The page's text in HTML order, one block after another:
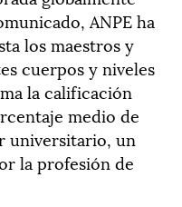
ANPE ha
los maestros y
cuerpos y niveles
la calificación
medio de
universitario, un
la profesión de